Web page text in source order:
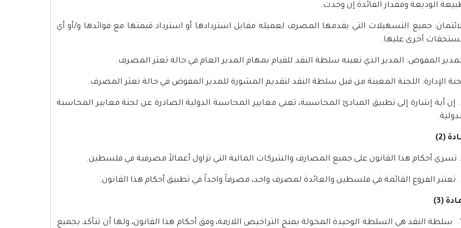
الوديعة ومقدار الفائدة إن وجدت.
جميع التسهيلات التي يقدمها المصرف لعميله مقابل استردادها أو استرداد قيمتها مع فوائدها و/أو أي
أخرى عليها.
المفوض: المدير الذي تعينه سلطة النقد للقيام بمهام المدير العام في حالة تعثر المصرف.
الإدارة: اللجنة المعينة من قبل سلطة النقد لتقديم المشورة للمدير المفوض في حالة تعثر المصرف.
2. إن أية إشارة إلى تطبيق المبادئ المحاسبية، تعني معايير المحاسبة الدولية الصادرة عن لجنة معايير المحاسبة
(2)
(3)
1. سلطة النقد هي السلطة الوحيدة المخولة بمنح التراخيص اللازمة، وفق أحكام هذا القانون، ولها أن تتأكد بجميع